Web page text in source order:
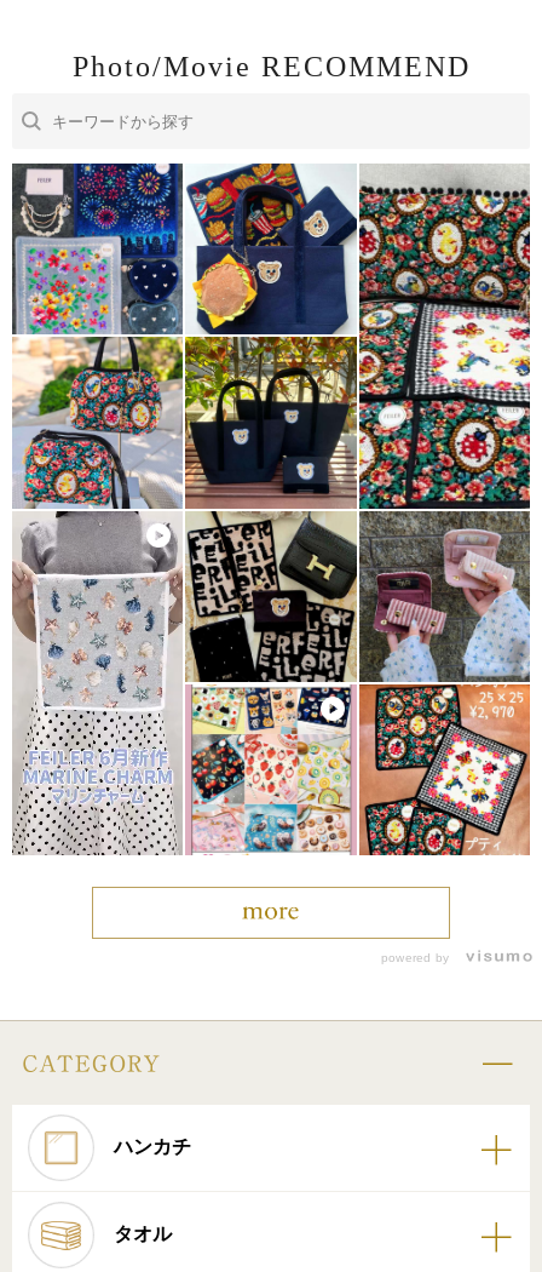
Photo/Movie RECOMMEND
powered by
ハンカチ
タオル